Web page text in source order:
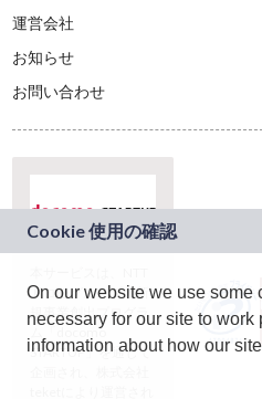
運営会社
お知らせ
お問い合わせ
ドコモグループの新
規事業創出プログラ
ム「docomo
STARTUP」を通じて
On our website we use some
necessary for our site to
information about how our